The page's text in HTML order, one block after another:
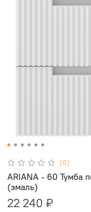
(0)
ARIANA - 60 Тумба
(эмаль)
22 240 ₽